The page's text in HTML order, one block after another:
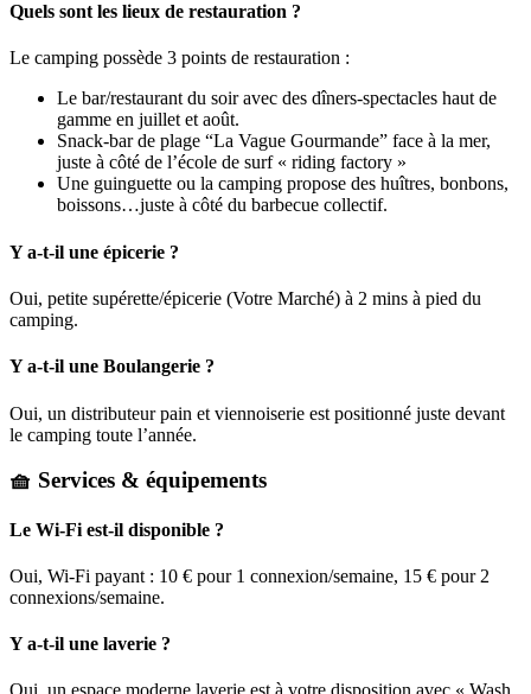
Quels sont les lieux de restauration ?
Le camping possède 3 points de restauration :
Le bar/restaurant du soir avec des dîners-spectacles haut de
gamme en juillet et août.
Snack-bar de plage “La Vague Gourmande” face à la mer,
juste à côté de l’école de surf « riding factory »
Une guinguette ou la camping propose des huîtres, bonbons,
boissons…juste à côté du barbecue collectif.
Y a-t-il une épicerie ?
Oui, petite supérette/épicerie (Votre Marché) à 2 mins à pied du
camping.
Y a-t-il une Boulangerie ?
Oui, un distributeur pain et viennoiserie est positionné juste devant
le camping toute l’année.
🧺 Services & équipements
Le Wi-Fi est-il disponible ?
Oui, Wi-Fi payant : 10 € pour 1 connexion/semaine, 15 € pour 2
connexions/semaine.
Y a-t-il une laverie ?